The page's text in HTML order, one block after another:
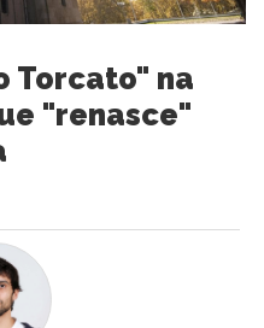
Torcato" na
"renasce"